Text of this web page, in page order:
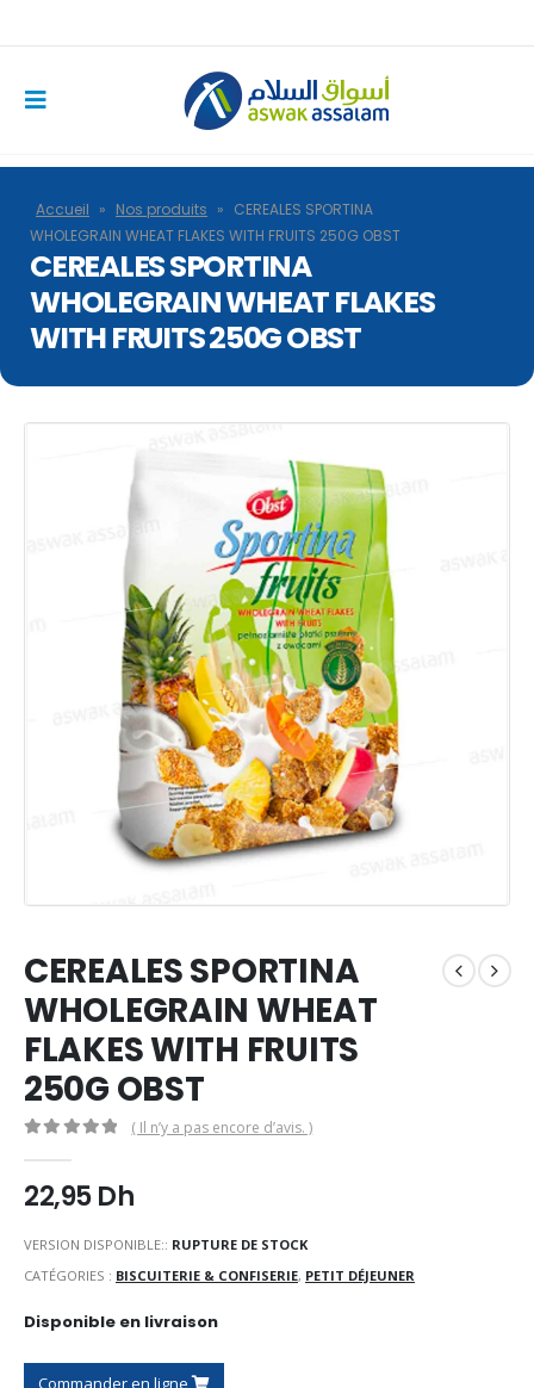
Accueil » Nos produits » CEREALES SPORTINA
WHOLEGRAIN WHEAT FLAKES WITH FRUITS 250G OBST
CEREALES SPORTINA
WHOLEGRAIN WHEAT FLAKES
WITH FRUITS 250G OBST
CEREALES SPORTINA
WHOLEGRAIN WHEAT
FLAKES WITH FRUITS
250G OBST
( Il n’y a pas encore d’avis. )
22,95Dh
VERSION DISPONIBLE:: RUPTURE DE STOCK
CATÉGORIES : BISCUITERIE & CONFISERIE, PETIT DÉJEUNER
Disponible en livraison